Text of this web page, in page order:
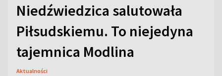
Niedźwiedzica salutowała
Piłsudskiemu. To niejedyna
tajemnica Modlina
Aktualności